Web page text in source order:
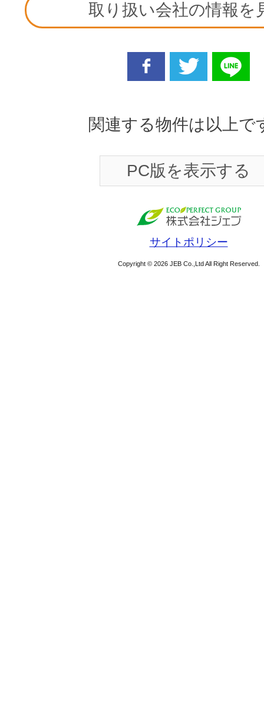
取り扱い会社の情報を
関連する物件は以上で
PC版を表示する
サイトポリシー
Copyright © 2026 JEB Co.,Ltd All Right Reserved.